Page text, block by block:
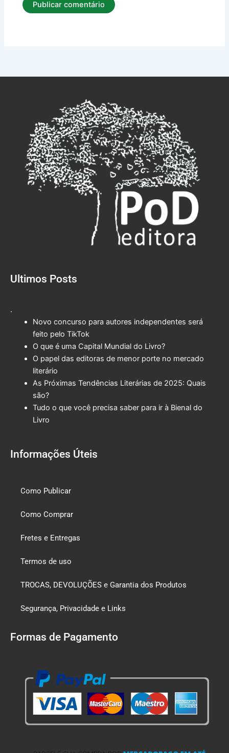
Ultimos Posts
.
Novo concurso para autores independentes será
feito pelo TikTok
O que é uma Capital Mundial do Livro?
O papel das editoras de menor porte no mercado
literário
As Próximas Tendências Literárias de 2025: Quais
são?
Tudo o que você precisa saber para ir à Bienal do
Livro
Informações Úteis
Como Publicar
Como Comprar
Fretes e Entregas
Termos de uso
TROCAS, DEVOLUÇÕES e Garantia dos Produtos
Segurança, Privacidade e Links
Formas de Pagamento